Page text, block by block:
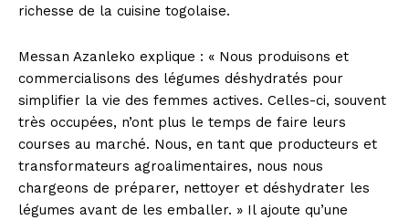
richesse de la cuisine togolaise.
Messan Azanleko explique : « Nous produisons et
commercialisons des légumes déshydratés pour
simplifier la vie des femmes actives. Celles-ci, souvent
très occupées, n’ont plus le temps de faire leurs
courses au marché. Nous, en tant que producteurs et
transformateurs agroalimentaires, nous nous
chargeons de préparer, nettoyer et déshydrater les
légumes avant de les emballer. » Il ajoute qu’une